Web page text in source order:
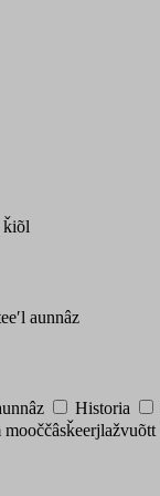
ǩiõl
aunnâz
Historia
mooččâsǩeerjlažvuõtt